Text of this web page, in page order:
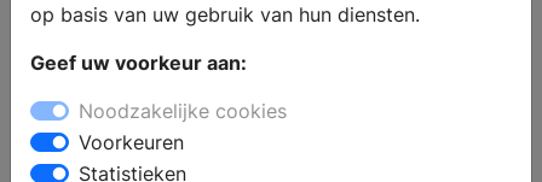
op basis van uw gebruik van hun diensten.
Geef uw voorkeur aan:
Noodzakelijke cookies
Voorkeuren
Statistieken